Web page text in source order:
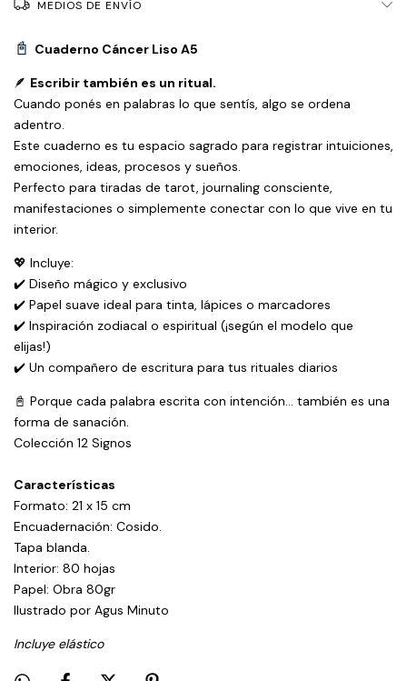
MEDIOS DE ENVÍO
📓 Cuaderno Cáncer Liso A5
🪶 Escribir también es un ritual.
Cuando ponés en palabras lo que sentís, algo se ordena
adentro.
Este cuaderno es tu espacio sagrado para registrar intuiciones,
emociones, ideas, procesos y sueños.
Perfecto para tiradas de tarot, journaling consciente,
manifestaciones o simplemente conectar con lo que vive en tu
interior.
💖 Incluye:
✔️ Diseño mágico y exclusivo
✔️ Papel suave ideal para tinta, lápices o marcadores
✔️ Inspiración zodiacal o espiritual (¡según el modelo que
elijas!)
✔️ Un compañero de escritura para tus rituales diarios
📓 Porque cada palabra escrita con intención… también es una
forma de sanación.
Colección 12 Signos
Características
Formato: 21 x 15 cm
Encuadernación: Cosido.
Tapa blanda.
Interior: 80 hojas
Papel: Obra 80gr
Ilustrado por Agus Minuto
Incluye elástico